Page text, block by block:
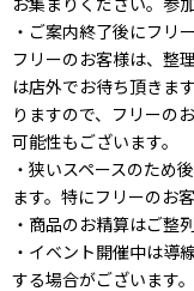
・ご案内終了後にフリ
フリーのお客様は、整
は店外でお待ち頂きま
りますので、フリーの
可能性もございます。
・狭いスペースのため
ます。特にフリーのお
・商品のお精算はご整
・イベント開催中は導
する場合がございます